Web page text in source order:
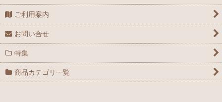
ご利用案内
お問い合せ
特集
商品カテゴリ一覧